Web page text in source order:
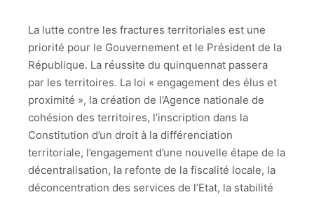
La lutte contre les fractures territoriales est une
priorité pour le Gouvernement et le Président de la
République. La réussite du quinquennat passera
par les territoires. La loi « engagement des élus et
proximité », la création de l’Agence nationale de
cohésion des territoires, l’inscription dans la
Constitution d’un droit à la différenciation
territoriale, l’engagement d’une nouvelle étape de la
décentralisation, la refonte de la fiscalité locale, la
déconcentration des services de l’Etat, la stabilité